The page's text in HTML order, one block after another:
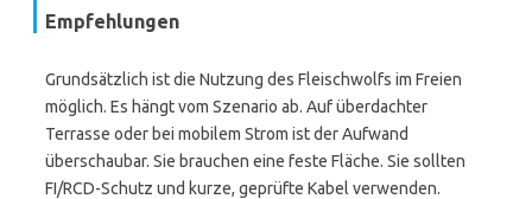
Empfehlungen
Grundsätzlich ist die Nutzung des Fleischwolfs im Freien
möglich. Es hängt vom Szenario ab. Auf überdachter
Terrasse oder bei mobilem Strom ist der Aufwand
überschaubar. Sie brauchen eine feste Fläche. Sie sollten
FI/RCD-Schutz und kurze, geprüfte Kabel verwenden.